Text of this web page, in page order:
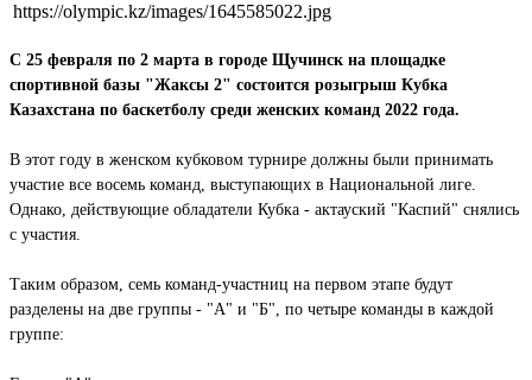
https://olympic.kz/images/1645585022.jpg
С 25 февраля по 2 марта в городе Щучинск на площадке
спортивной базы "Жаксы 2" состоится розыгрыш Кубка
Казахстана по баскетболу среди женских команд 2022 года.
В этот году в женском кубковом турнире должны были принимать
участие все восемь команд, выступающих в Национальной лиге.
Однако, действующие обладатели Кубка - актауский "Каспий" снялись
с участия.
Таким образом, семь команд-участниц на первом этапе будут
разделены на две группы - "А" и "Б", по четыре команды в каждой
группе: